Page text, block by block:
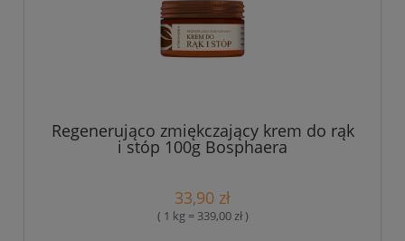
Regenerująco zmiękczający krem do rąk
i stóp 100g Bosphaera
33,90 zł
( 1 kg = 339,00 zł )